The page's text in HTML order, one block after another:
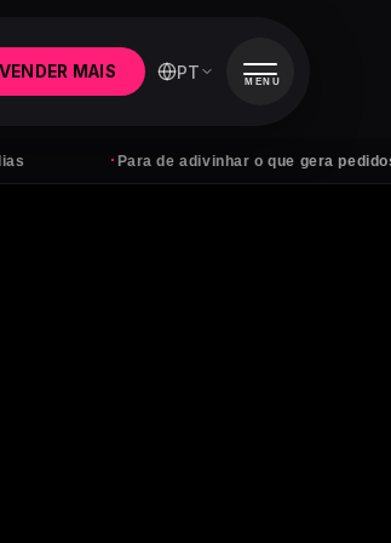
Para de adivinhar o que gera pedidos
MAIS PT MENU